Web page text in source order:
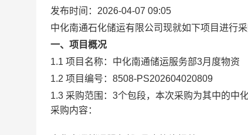
发布时间：2026-04-07 09:05
中化南通石化储运有限公司现就如下项目进行
一、项目概况
1.1 项目名称：中化南通储运服务部3月度物资
1.2 项目编号：8508-PS202604020809
1.3 采购范围：3个包段，本次采购为其中的中
采购内容：